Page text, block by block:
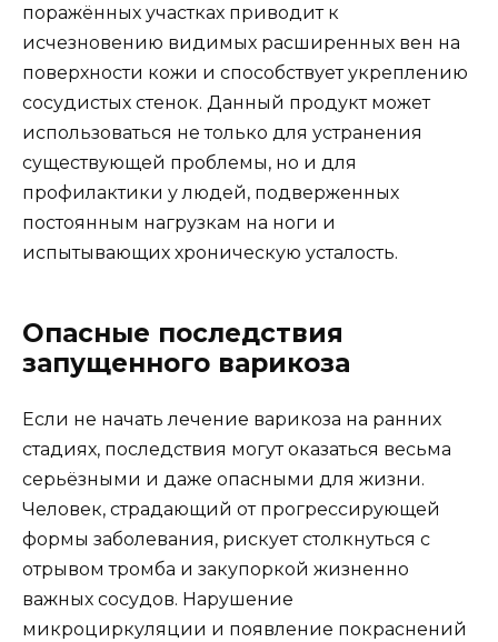
поражённых участках приводит к
исчезновению видимых расширенных вен на
поверхности кожи и способствует укреплению
сосудистых стенок. Данный продукт может
использоваться не только для устранения
существующей проблемы, но и для
профилактики у людей, подверженных
постоянным нагрузкам на ноги и
испытывающих хроническую усталость.
Опасные последствия
запущенного варикоза
Если не начать лечение варикоза на ранних
стадиях, последствия могут оказаться весьма
серьёзными и даже опасными для жизни.
Человек, страдающий от прогрессирующей
формы заболевания, рискует столкнуться с
отрывом тромба и закупоркой жизненно
важных сосудов. Нарушение
микроциркуляции и появление покраснений